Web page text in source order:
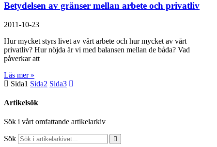
Betydelsen av gränser mellan arbete och privatliv
2011-10-23
Hur mycket styrs livet av vårt arbete och hur mycket av vårt
privatliv? Hur nöjda är vi med balansen mellan de båda? Vad
påverkar att
Läs mer »
Sida1 Sida2 Sida3
Artikelsök
Sök i vårt omfattande artikelarkiv
Sök